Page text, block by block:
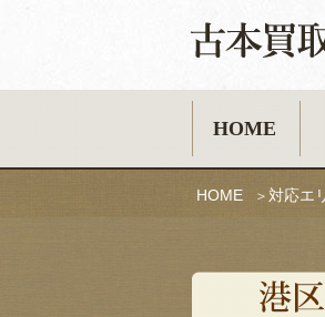
古本買
HOME
HOME 対応エ